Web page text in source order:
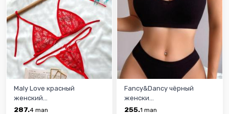
Maly Love красный
женский...
287.4 man
Fancy&Dancy чёрный
женски...
255.1 man